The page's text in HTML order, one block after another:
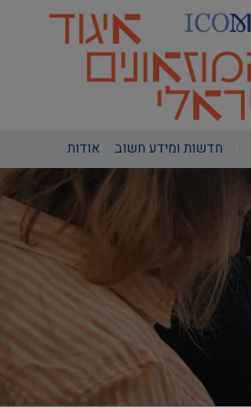
Main
navigation
אודות חדשות ומידע חשוב